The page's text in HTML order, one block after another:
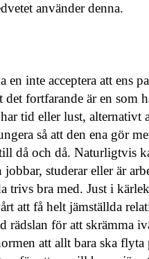
använder denna.
en inte acceptera att ens
det fortfarande är en som
tid eller lust, alternativt
så att den ena gör
då och då. Naturligtvis
jobbar, studerar eller är
trivs bra med. Just i
att få helt jämställda
rädslan för att skrämma
att allt bara ska